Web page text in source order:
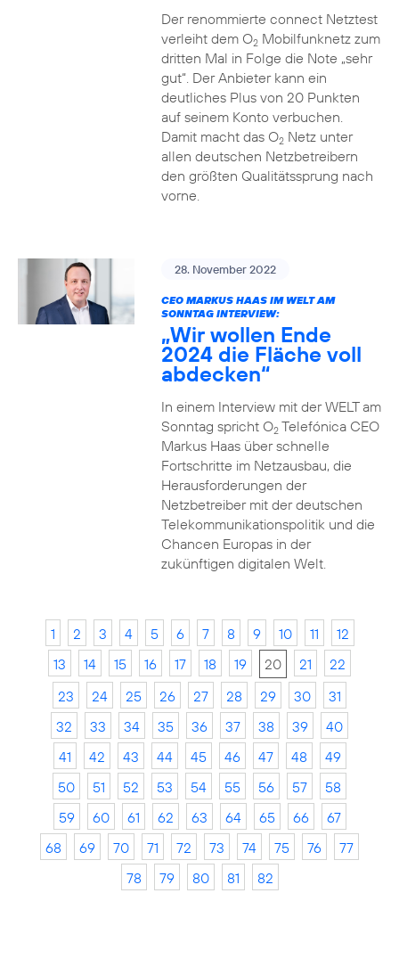
Der renommierte connect Netztest
verleiht dem O2Mobilfunknetz zum
dritten Mal in Folge die Note „sehr
gut“. Der Anbieter kann ein
deutliches Plus von 20 Punkten
auf seinem Konto verbuchen.
Damit macht das O2Netz unter
allen deutschen Netzbetreibern
den größten Qualitätssprung nach
vorne.
28. November 2022
CEO MARKUS HAAS IM WELT AM
SONNTAG INTERVIEW:
„Wir wollen Ende
2024 die Fläche voll
abdecken“
In einem Interview mit der WELT am
Sonntag spricht O2Telefónica CEO
Markus Haas über schnelle
Fortschritte im Netzausbau, die
Herausforderungen der
Netzbetreiber mit der deutschen
Telekommunikationspolitik und die
Chancen Europas in der
zukünftigen digitalen Welt.
1 2 3 4 5 6 7 8 9 10 11
12
13
14 15 16 17 18 19 20 21
22
23
24 25 26 27 28 29 30
31
32
33 34 35 36 37 38 39
40
41
42 43 44 45 46 47 48
49
50
51 52 53 54 55 56 57
58
59
60 61 62 63 64 65 66
67
68
69 70 71 72 73 74 75 76
77
78
79 80 81 82